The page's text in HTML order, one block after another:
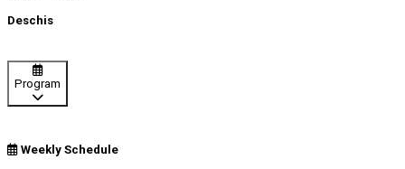
Deschis
Program
Weekly Schedule